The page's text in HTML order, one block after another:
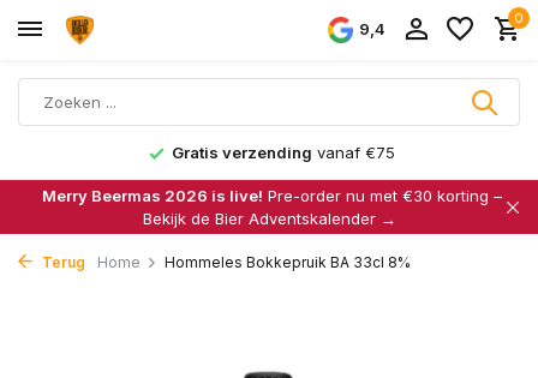
9,4
0
Gratis verzending vanaf €75
Merry Beermas 2026 is live! Pre-order nu met €30 korting –
Bekijk de Bier Adventskalender →
Terug Home Hommeles Bokkepruik BA 33cl 8%